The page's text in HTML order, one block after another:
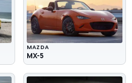
MAZDA
MX-5